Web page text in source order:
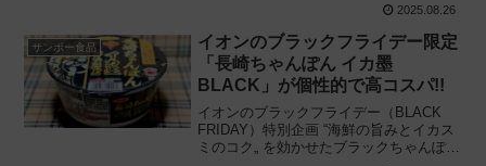
「焼豚ラーメン 長浜とんこつ」を食べて
みた感想と評価・レビューです。
2025.08.26
サンポー食品
イオンのブラックフライデー限定
「長崎ちゃんぽん イカ墨
BLACK」が個性的で高コスパ!!
イオンのブラックフライデー（BLACK
FRIDAY）特別企画 “海鮮の旨みとイカス
ミのコク„ を効かせたブラックちゃんぽん